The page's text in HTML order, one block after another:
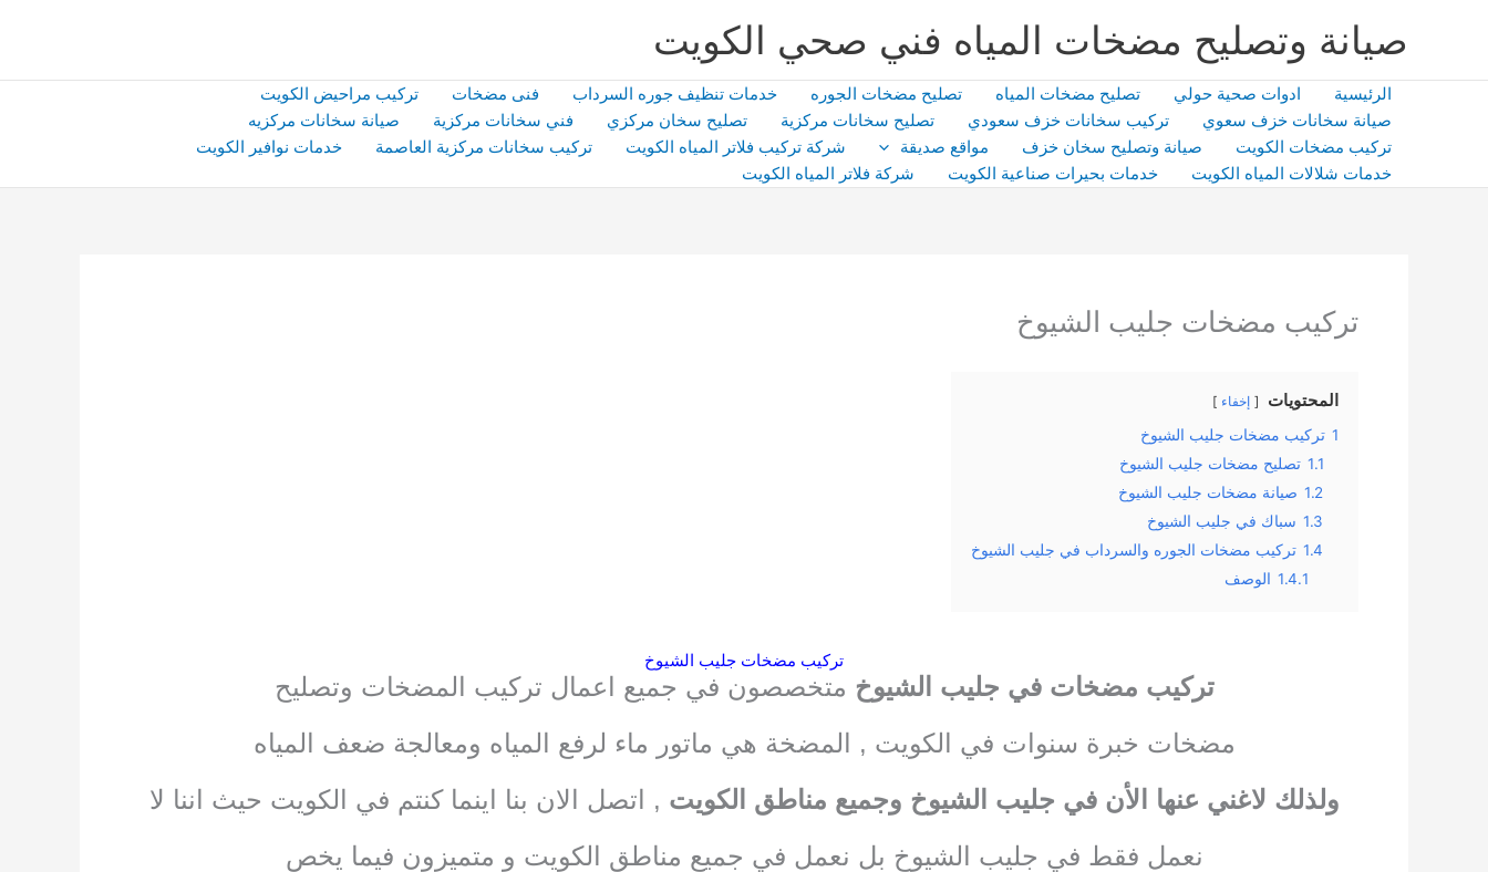
صيانة وتصليح مضخات المياه فني صحي الكويت
الرئيسية ادوات صحية حولي تصليح مضخات المياه تصليح مضخات الجوره خدمات تنظيف جوره السرداب فنى مضخات
تركيب مراحيض الكويت
صيانة سخانات خزف سعوي
تركيب سخانات خزف سعودي تصليح سخانات مركزية تصليح سخان مركزي فني سخانات مركزية
صيانة سخانات مركزيه
تركيب مضخات الكويت
صيانة وتصليح سخان خزف مواقع صديقة شركة تركيب فلاتر المياه الكويت تركيب سخانات مركزية العاصمة
خدمات نوافير الكويت
خدمات شلالات المياه الكويت
خدمات بحيرات صناعية الكويت شركة فلاتر المياه الكويت
تركيب مضخات جليب الشيوخ
المحتويات إخفاء
1 تركيب مضخات جليب الشيوخ
1.1 تصليح مضخات جليب الشيوخ
1.2 صيانة مضخات جليب الشيوخ
1.3 سباك في جليب الشيوخ
1.4 تركيب مضخات الجوره والسرداب في جليب الشيوخ
1.4.1 الوصف
تركيب مضخات جليب الشيوخ
تركيب مضخات في جليب الشيوخ متخصصون في جميع اعمال تركيب المضخات وتصليح
مضخات خبرة سنوات في الكويت , المضخة هي ماتور ماء لرفع المياه ومعالجة ضعف المياه
ولذلك لاغني عنها الأن في جليب الشيوخ وجميع مناطق الكويت , اتصل الان بنا اينما كنتم في الكويت حيث اننا لا
نعمل فقط في جليب الشيوخ بل نعمل في جميع مناطق الكويت و متميزون فيما يخص